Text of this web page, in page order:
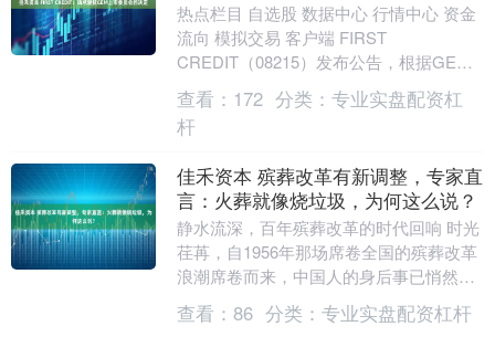
热点栏目 自选股 数据中心 行情中心 资金
流向 模拟交易 客户端 FIRST
CREDIT（08215）发布公告，根据GEM
上市规则第四章，公司有权自发出除牌
决....
查看： 172 分类： 专业实盘配资杠
杆
佳禾资本 殡葬改革有新调整，专家直
言：火葬就像烧垃圾，为何这么说？
静水流深，百年殡葬改革的时代回响 时光
荏苒，自1956年那场席卷全国的殡葬改革
浪潮席卷而来，中国人的身后事已悄然变
革近七载。一场看似微小的政策调整，却
如无声的春....
查看： 86 分类： 专业实盘配资杠杆